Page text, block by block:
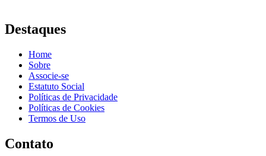
Destaques
Home
Sobre
Associe-se
Estatuto Social
Políticas de Privacidade
Políticas de Cookies
Termos de Uso
Contato